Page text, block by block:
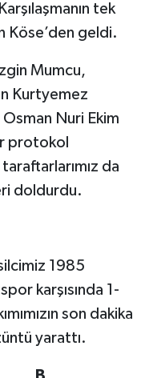
tek
Köse’den geldi.
Mumcu,
Kurtyemez
Nuri Ekim
protokol
da
doldurdu.
1985
karşısında 1-
son dakika
yarattı.